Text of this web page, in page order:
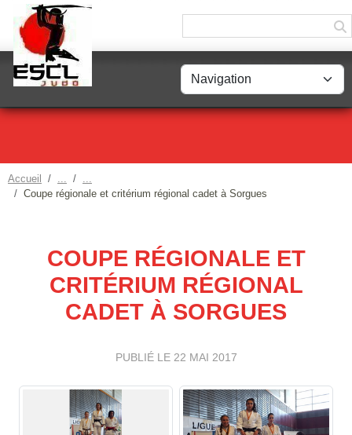
Accueil
Coupe régionale et critérium régional cadet à Sorgues
COUPE RÉGIONALE ET
CRITÉRIUM RÉGIONAL
CADET À SORGUES
PUBLIÉ LE 22 MAI 2017
Panneau de gestion des cookies